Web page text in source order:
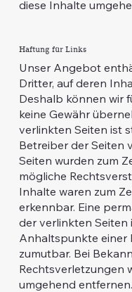
diese Inhalte
Haftung für Links
Unser Angebot
Dritter, auf deren
Deshalb können wir
keine Gewähr
verlinkten Seiten ist
Betreiber der Seiten
Seiten wurden zum
mögliche
Inhalte waren zum
erkennbar. Eine
der verlinkten
Anhaltspunkte einer
zumutbar. Bei
Rechtsverletzungen
umgehend entfernen.